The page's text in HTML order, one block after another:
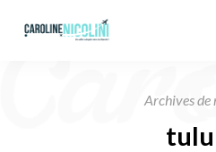
Archives de